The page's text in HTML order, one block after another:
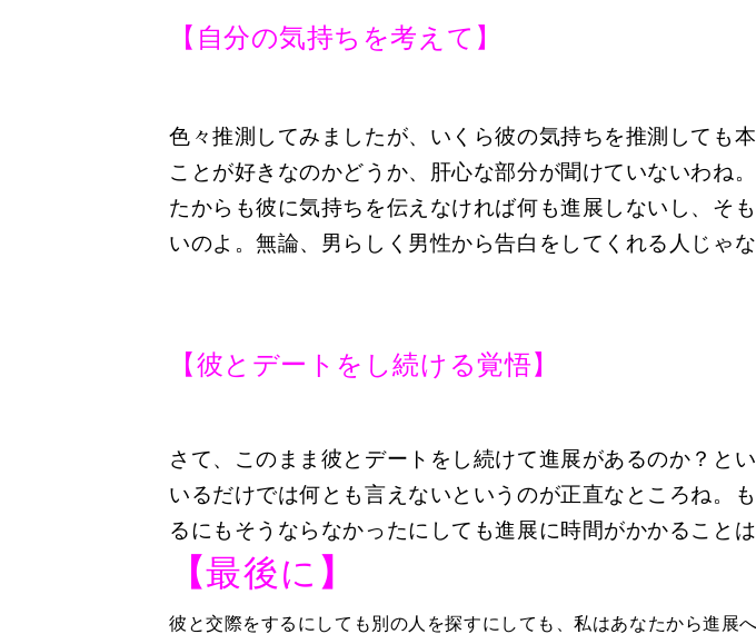
【自分の気持ちを考えて】
色々推測してみましたが、いくら彼の気持ちを推測しても
ことが好きなのかどうか、肝心な部分が聞けていないわね
たからも彼に気持ちを伝えなければ何も進展しないし、そ
いのよ。無論、男らしく男性から告白をしてくれる人じゃ
【彼とデートをし続ける覚悟】
さて、このまま彼とデートをし続けて進展があるのか？と
いるだけでは何とも言えないというのが正直なところね。
るにもそうならなかったにしても進展に時間がかかること
【最後に 】
彼と交際をするにしても別の人を探すにしても、私はあなたから進展